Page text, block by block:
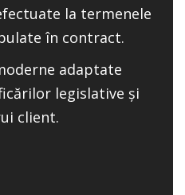
la termenele
în contract.
adaptate
legislative și
client.